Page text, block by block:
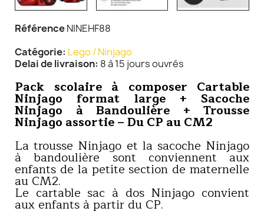
RéférenceNINEHF88
Catégorie Lego / Ninjago
Delai de livraison 8 à 15 jours ouvrés
Pack scolaire à composer Cartable
Ninjago format large + Sacoche
Ninjago à Bandoulière + Trousse
Ninjago assortie – Du CP au CM2
La trousse Ninjago et la sacoche Ninjago
à bandoulière sont conviennent aux
enfants de la petite section de maternelle
au CM2.
Le cartable sac à dos Ninjago convient
aux enfants à partir du CP.